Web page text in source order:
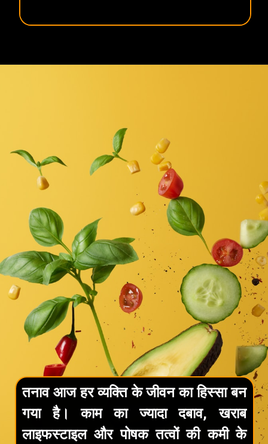
तनाव आज हर व्यक्ति के जीवन का हिस्सा बन
गया है। काम का ज्यादा दबाव, खराब
लाइफस्टाइल और पोषक तत्वों की कमी के